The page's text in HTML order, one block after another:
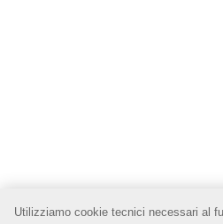
Utilizziamo cookie tecnici necessari al